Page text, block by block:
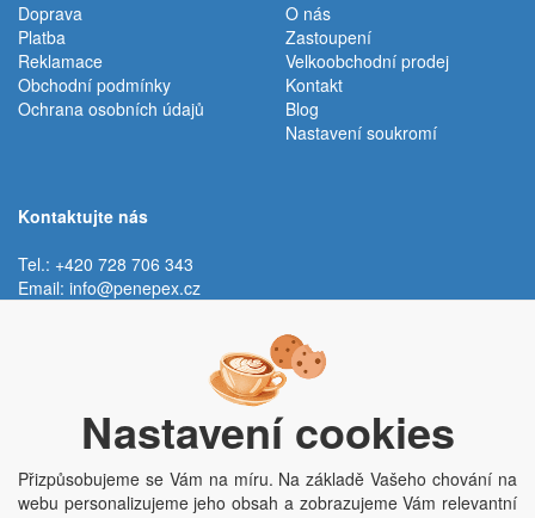
Doprava
Platba
Reklamace
Obchodní podmínky
Ochrana osobních údajů
O nás
Zastoupení
Velkoobchodní prodej
Kontakt
Blog
Nastavení soukromí
Kontaktujte nás
Tel.: +420 728 706 343
Email: info@penepex.cz
Trávník 2076, 686 03 Staré Město
Nastavení cookies
Přizpůsobujeme se Vám na míru. Na základě Vašeho chování na
webu personalizujeme jeho obsah a zobrazujeme Vám relevantní